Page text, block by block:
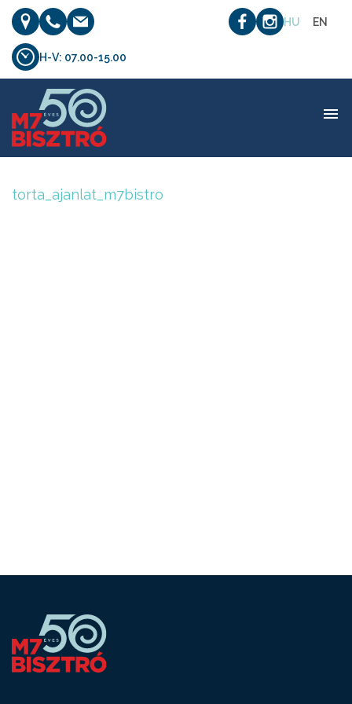
HU EN
H-V: 07.00-15.00
torta_ajanlat_m7bistro
torta_ajanlat_m7bistro